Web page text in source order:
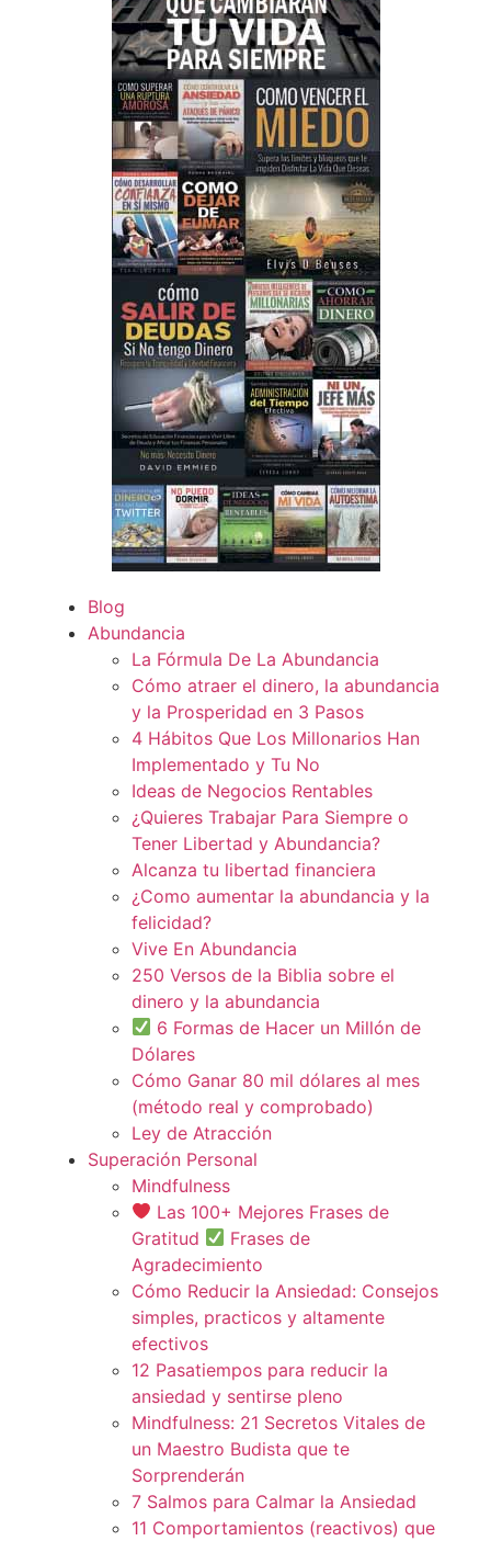
Blog
Abundancia
La Fórmula De La Abundancia
Cómo atraer el dinero, la abundancia
y la Prosperidad en 3 Pasos
4 Hábitos Que Los Millonarios Han
Implementado y Tu No
Ideas de Negocios Rentables
¿Quieres Trabajar Para Siempre o
Tener Libertad y Abundancia?
Alcanza tu libertad financiera
¿Como aumentar la abundancia y la
felicidad?
Vive En Abundancia
250 Versos de la Biblia sobre el
dinero y la abundancia
6 Formas de Hacer un Millón de
Dólares
Cómo Ganar 80 mil dólares al mes
(método real y comprobado)
Ley de Atracción
Superación Personal
Mindfulness
Las 100+ Mejores Frases de
Gratitud
Frases de
Agradecimiento
Cómo Reducir la Ansiedad: Consejos
simples, practicos y altamente
efectivos
12 Pasatiempos para reducir la
ansiedad y sentirse pleno
Mindfulness: 21 Secretos Vitales de
un Maestro Budista que te
Sorprenderán
7 Salmos para Calmar la Ansiedad
11 Comportamientos (reactivos) que